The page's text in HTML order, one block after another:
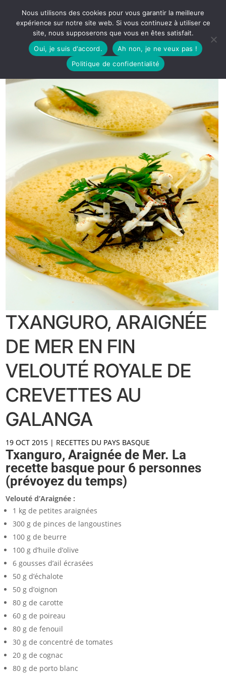
TXANGURO, ARAIGNÉE
DE MER EN FIN
VELOUTÉ ROYALE DE
CREVETTES AU
GALANGA
19 OCT 2015 | RECETTES DU PAYS BASQUE
Txanguro, Araignée de Mer. La
recette basque pour 6 personnes
(prévoyez du temps)
Velouté d’Araignée :
1 kg de petites araignées
300 g de pinces de langoustines
100 g de beurre
100 g d’huile d’olive
6 gousses d’ail écrasées
50 g d’échalote
50 g d’oignon
80 g de carotte
60 g de poireau
80 g de fenouil
30 g de concentré de tomates
20 g de cognac
80 g de porto blanc
Nous utilisons des cookies pour vous garantir la meilleure
expérience sur notre site web. Si vous continuez à utiliser ce
site, nous supposerons que vous en êtes satisfait.
Oui, je suis d'accord.
Ah non, je ne veux pas !
Politique de confidentialité